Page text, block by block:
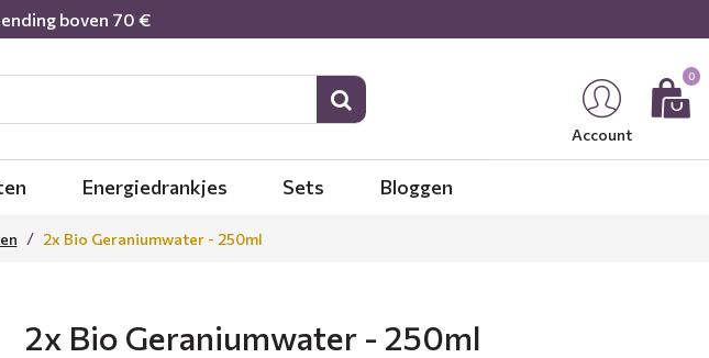
boven 70 €
Account
0
Energiedrankjes Sets Bloggen
2x Bio Geraniumwater - 250ml
2x Bio Geraniumwater - 250ml